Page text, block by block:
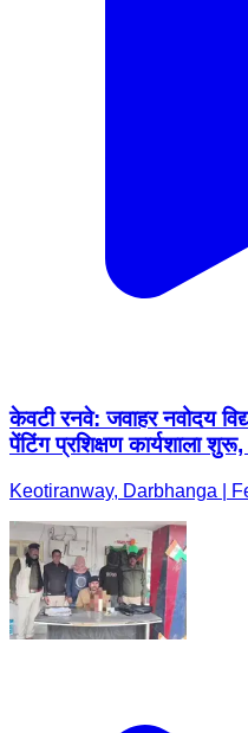
केवटी रनवे: जवाहर नवोदय
पेंटिंग प्रशिक्षण कार्यशाला
Keotiranway, Darbhanga |